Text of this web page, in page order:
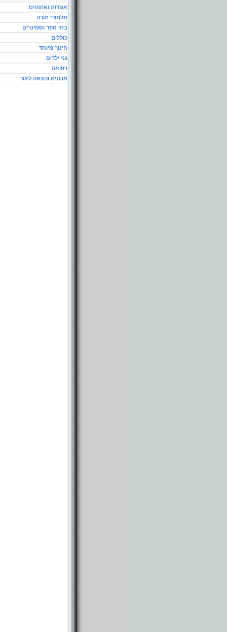
אגודות וארגונים
תלמודי תורה
בתי ספר וסמינרים
כוללים
חינוך מיוחד
גני ילדים
רפואה
מכונים והצאה לאור